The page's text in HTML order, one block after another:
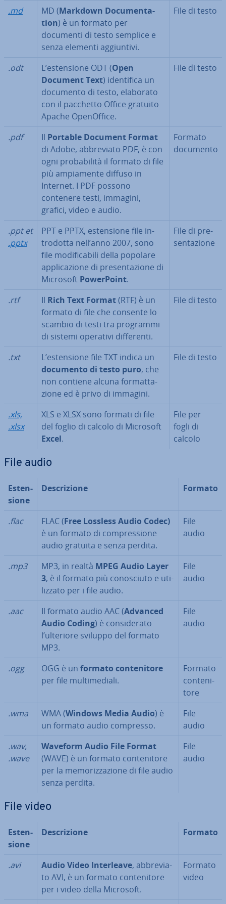
.md MD (Markdown Do­cu­men­ta­
tion) è un formato per
documenti di testo semplice e
senza elementi ag­giun­ti­vi.
File di testo
.odt L’esten­sio­ne ODT (Open
Document Text) iden­ti­fi­ca un
documento di testo, elaborato
con il pacchetto Office gratuito
Apache Ope­nOf­fi­ce.
File di testo
.pdf Il Portable Document Format
di Adobe, ab­bre­via­to PDF, è con
ogni pro­ba­bi­li­tà il formato di file
più am­pia­men­te diffuso in
Internet. I PDF possono
contenere testi, immagini,
grafici, video e audio.
Formato
documento
.ppt et
.pptx
PPT e PPTX, esten­sio­ne file in­
tro­dot­ta nell’anno 2007, sono
file mo­di­fi­ca­bi­li della popolare
ap­pli­ca­zio­ne di pre­sen­ta­zio­ne di
Microsoft Po­wer­Point.
File di pre­
sen­ta­zio­ne
.rtf Il Rich Text Format(RTF) è un
formato di file che consente lo
scambio di testi tra programmi
di sistemi operativi dif­fe­ren­ti.
File di testo
.txt
L’esten­sio­ne file TXT indica un
documento di testo puro, che
non contiene alcuna for­mat­ta­
zio­ne ed è privo di immagini.
File di testo
.xls,
.xlsx
XLS e XLSX sono formati di file
del foglio di calcolo di Microsoft
Excel.
File per
fogli di
calcolo
File audio
Esten­
sio­ne
De­scri­zio­ne Formato
.flac FLAC (Free Lossless Audio Codec)
è un formato di com­pres­sio­ne
audio gratuita e senza perdita.
File
audio
.mp3 MP3, in realtà MPEG Audio Layer
3, è il formato più co­no­sciu­to e uti­
liz­za­to per i file audio.
File
audio
.aac Il formato audio AAC (Advanced
Audio Coding) è con­si­de­ra­to
l’ulteriore sviluppo del formato
MP3.
File
audio
.ogg OGG è un formato con­te­ni­to­re
per file mul­ti­me­dia­li.
Formato
con­te­ni­
to­re
.wma
WMA (Windows Media Audio) è
un formato audio compresso.
File
audio
.wav,
.wave
Waveform Audio File Format
(WAVE) è un formato con­te­ni­to­re
per la me­mo­riz­za­zio­ne di file audio
senza perdita.
File
audio
File video
Esten­
sio­ne
De­scri­zio­ne Formato
.avi Audio Video In­ter­lea­ve, ab­bre­via­
to AVI, è un formato con­te­ni­to­re
per i video della Microsoft.
Formato
video